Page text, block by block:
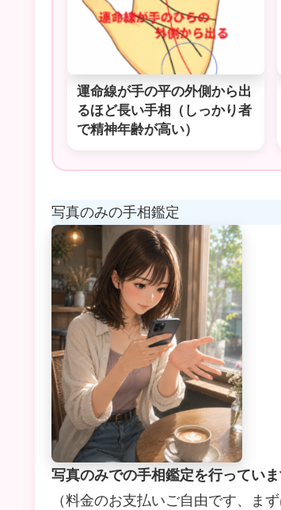
運命線が手の平の外側から出
るほど長い手相（しっかり者
で精神年齢が高い）
写真のみの手相鑑定
写真のみでの手相鑑定を行っていま
（料金のお支払いご自由です、ま